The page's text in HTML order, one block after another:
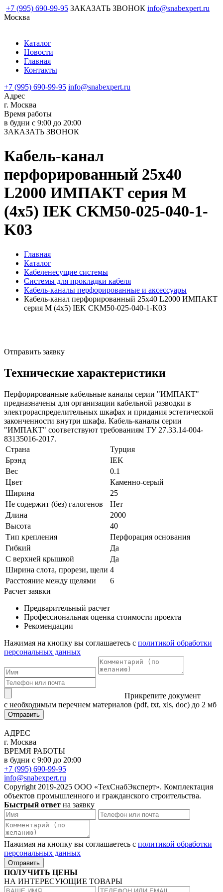
+7 (995) 690-99-95 ЗАКАЗАТЬ ЗВОНОК info@snabexpert.ru
Москва
Каталог
Новости
Главная
Контакты
+7 (995) 690-99-95 info@snabexpert.ru
Адрес
г. Москва
Время работы
в будни с 9:00 до 20:00
ЗАКАЗАТЬ ЗВОНОК
Кабель-канал
перфорированный 25х40
L2000 ИМПАКТ серия М
(4х5) IEK CKM50-025-040-1-
K03
Главная
Каталог
Кабеленесущие системы
Системы для прокладки кабеля
Кабель-каналы перфорированные и аксессуары
Кабель-канал перфорированный 25х40 L2000 ИМПАКТ
серия М (4х5) IEK CKM50-025-040-1-K03
Отправить заявку
Технические характеристики
Перфорированные кабельные каналы серии "ИМПАКТ"
предназначены для организации кабельной разводки в
электрораспределительных шкафах и придания эстетической
законченности внутри шкафа. Кабель-каналы серии
"ИМПАКТ" соответствуют требованиям ТУ 27.33.14-004-
83135016-2017.
Страна
Турция
Брэнд
IEK
Вес
0.1
Цвет
Каменно-серый
Ширина
25
Не содержит (без) галогенов
Нет
Длина
2000
Высота
40
Тип крепления
Перфорация основания
Гибкий
Да
С верхней крышкой
Да
Ширина слота, прорези, щели 4
Расстояние между щелями
6
Расчет заявки
Предварительный расчет
Профессиональная оценка стоимости проекта
Рекомендации
Нажимая на кнопку вы соглашаетесь с политикой обработки
персональных данных
Прикрепите документ
с необходимым перечнем материалов (pdf, txt, xls, doc) до 2 мб
Отправить
АДРЕС
г. Москва
ВРЕМЯ РАБОТЫ
в будни с 9:00 до 20:00
+7 (995) 690-99-95
info@snabexpert.ru
Copyright 2019-2025 ООО «ТехСнабЭксперт». Комплектация
объектов промышленного и гражданского строительства.
Быстрый ответ на заявку
Нажимая на кнопку вы соглашаетесь с политикой обработки
персональных данных
Отправить
ПОЛУЧИТЬ ЦЕНЫ
НА ИНТЕРЕСУЮЩИЕ ТОВАРЫ